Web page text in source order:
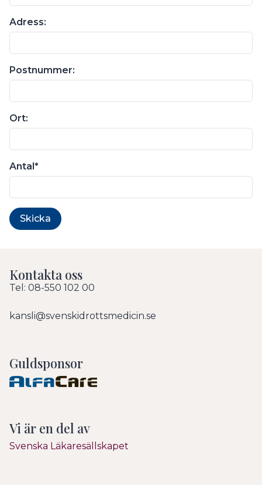
Adress:
Postnummer:
Ort:
Antal
Skicka
Kontakta oss
Tel: 08-550 102 00
kansli@svenskidrottsmedicin.se
Guldsponsor
Vi är en del av
Svenska Läkaresällskapet